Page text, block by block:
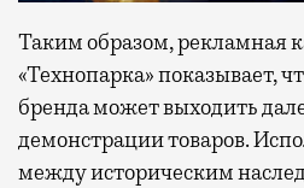
Таким образом, рекламная
«Технопарка» показывает,
бренда может выходить
демонстрации товаров.
между историческим